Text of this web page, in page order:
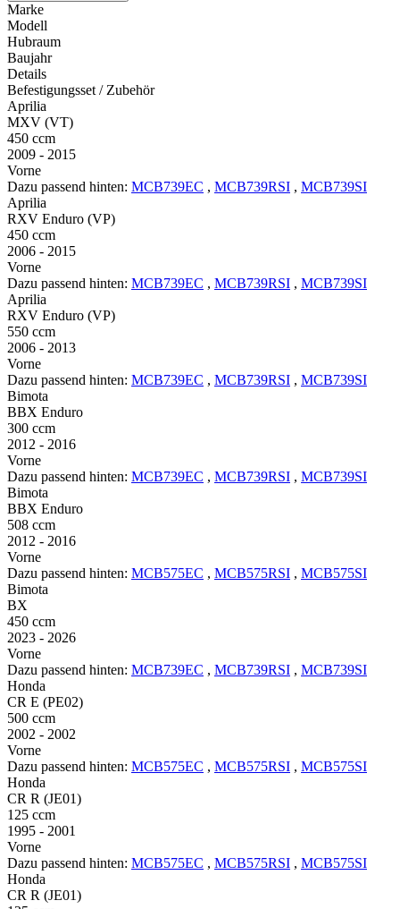
Marke
Modell
Hubraum
Baujahr
Details
Befestigungsset / Zubehör
Aprilia
MXV (VT)
450 ccm
2009 - 2015
Vorne
Dazu passend hinten: MCB739EC , MCB739RSI , MCB739SI
Aprilia
RXV Enduro (VP)
450 ccm
2006 - 2015
Vorne
Dazu passend hinten: MCB739EC , MCB739RSI , MCB739SI
Aprilia
RXV Enduro (VP)
550 ccm
2006 - 2013
Vorne
Dazu passend hinten: MCB739EC , MCB739RSI , MCB739SI
Bimota
BBX Enduro
300 ccm
2012 - 2016
Vorne
Dazu passend hinten: MCB739EC , MCB739RSI , MCB739SI
Bimota
BBX Enduro
508 ccm
2012 - 2016
Vorne
Dazu passend hinten: MCB575EC , MCB575RSI , MCB575SI
Bimota
BX
450 ccm
2023 - 2026
Vorne
Dazu passend hinten: MCB739EC , MCB739RSI , MCB739SI
Honda
CR E (PE02)
500 ccm
2002 - 2002
Vorne
Dazu passend hinten: MCB575EC , MCB575RSI , MCB575SI
Honda
CR R (JE01)
125 ccm
1995 - 2001
Vorne
Dazu passend hinten: MCB575EC , MCB575RSI , MCB575SI
Honda
CR R (JE01)